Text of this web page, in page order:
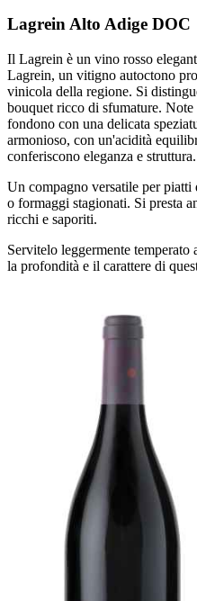
Lagrein Alto Adige DOC
Il Lagrein è un vino rosso
Lagrein, un vitigno autoctono
vinicola della regione. Si
bouquet ricco di sfumature.
fondono con una delicata
armonioso, con un'acidità
conferiscono eleganza e struttura.
Un compagno versatile per piatti
o formaggi stagionati. Si presta
ricchi e saporiti.
Servitelo leggermente temperato
la profondità e il carattere di